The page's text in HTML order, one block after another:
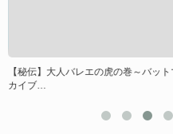
【秘伝】大人バレエの虎の巻～バッ
カイブ…